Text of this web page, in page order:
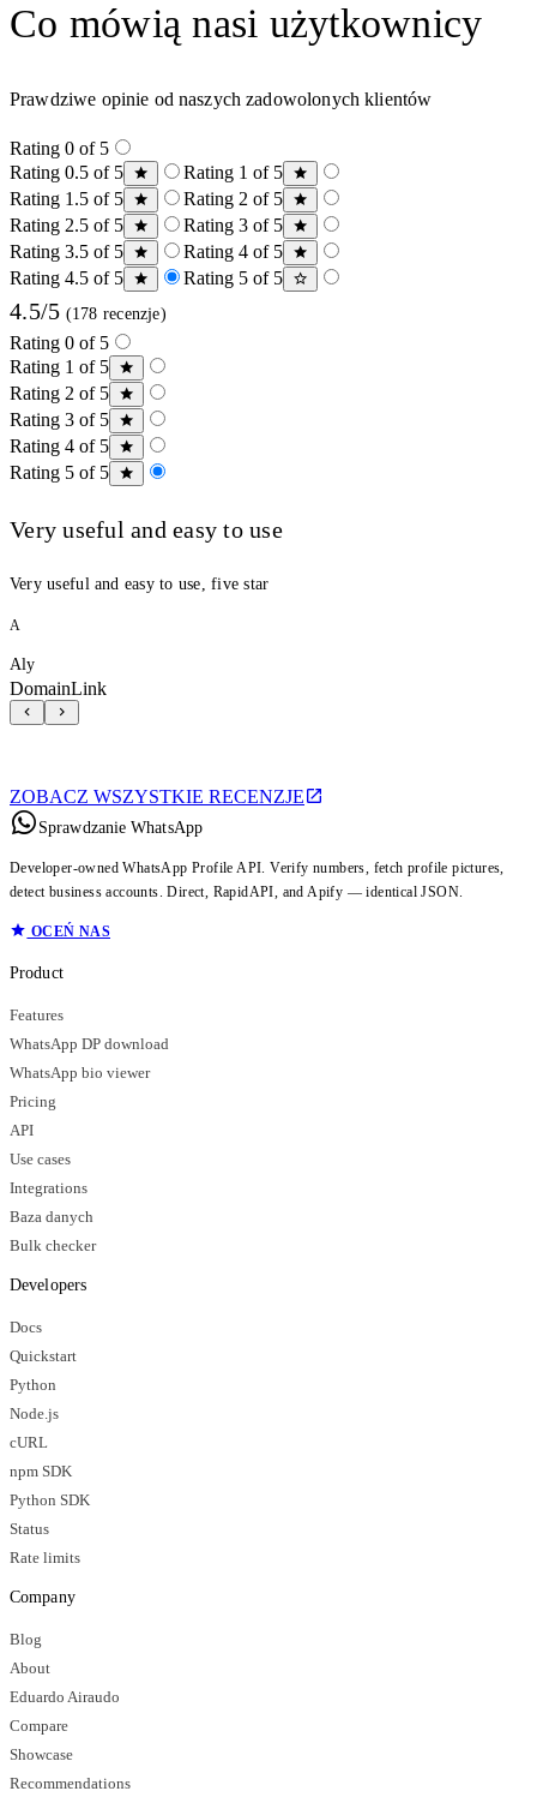
Co mówią nasi użytkownicy
Prawdziwe opinie od naszych zadowolonych klientów
Rating 0 of 5
Rating 0.5 of 5
Rating 1 of 5
Rating 1.5 of 5
Rating 2 of 5
Rating 2.5 of 5
Rating 3 of 5
Rating 3.5 of 5
Rating 4 of 5
Rating 4.5 of 5
Rating 5 of 5
4.5/5 (178 recenzje)
Rating 0 of 5
Rating 1 of 5
Rating 2 of 5
Rating 3 of 5
Rating 4 of 5
Rating 5 of 5
Very useful and easy to use
Very useful and easy to use, five star
A
Aly
DomainLink
ZOBACZ WSZYSTKIE RECENZJE
Sprawdzanie WhatsApp
Developer-owned WhatsApp Profile API. Verify numbers, fetch profile pictures,
detect business accounts. Direct, RapidAPI, and Apify — identical JSON.
OCEŃ NAS
Product
Features
WhatsApp DP download
WhatsApp bio viewer
Pricing
API
Use cases
Integrations
Baza danych
Bulk checker
Developers
Docs
Quickstart
Python
Node.js
cURL
npm SDK
Python SDK
Status
Rate limits
Company
Blog
About
Eduardo Airaudo
Compare
Showcase
Recommendations